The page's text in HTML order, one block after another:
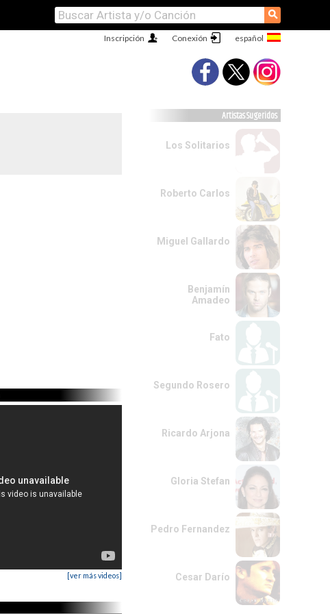
⚲
Conexión
Inscripción
[ver más videos]
Artistas Sugeridos
Los Solitarios
Roberto Carlos
Miguel Gallardo
Benjamín
Amadeo
Fato
Segundo Rosero
Ricardo Arjona
Gloria Stefan
Pedro Fernandez
Cesar Darío